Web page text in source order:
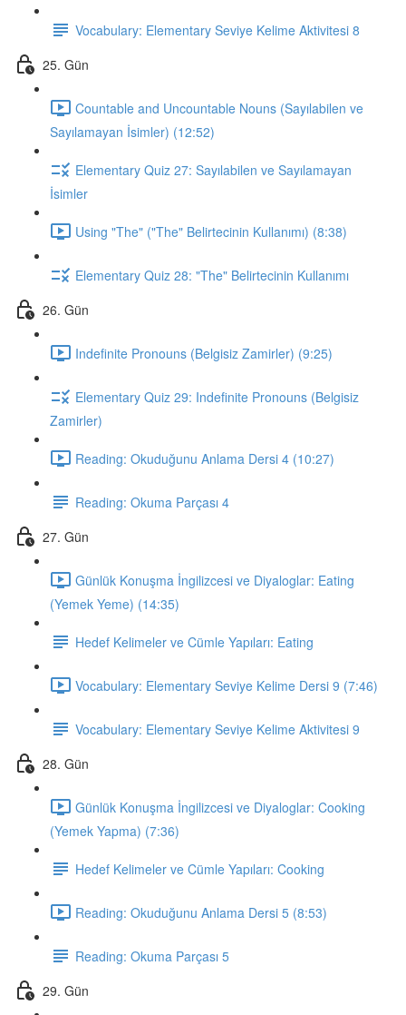
Vocabulary: Elementary Seviye Kelime Aktivitesi 8
25. Gün
Countable and Uncountable Nouns (Sayılabilen ve
Sayılamayan İsimler) (12:52)
Elementary Quiz 27: Sayılabilen ve Sayılamayan
İsimler
Using "The" ("The" Belirtecinin Kullanımı) (8:38)
Elementary Quiz 28: "The" Belirtecinin Kullanımı
26. Gün
Indefinite Pronouns (Belgisiz Zamirler) (9:25)
Elementary Quiz 29: Indefinite Pronouns (Belgisiz
Zamirler)
Reading: Okuduğunu Anlama Dersi 4 (10:27)
Reading: Okuma Parçası 4
27. Gün
Günlük Konuşma İngilizcesi ve Diyaloglar: Eating
(Yemek Yeme) (14:35)
Hedef Kelimeler ve Cümle Yapıları: Eating
Vocabulary: Elementary Seviye Kelime Dersi 9 (7:46)
Vocabulary: Elementary Seviye Kelime Aktivitesi 9
28. Gün
Günlük Konuşma İngilizcesi ve Diyaloglar: Cooking
(Yemek Yapma) (7:36)
Hedef Kelimeler ve Cümle Yapıları: Cooking
Reading: Okuduğunu Anlama Dersi 5 (8:53)
Reading: Okuma Parçası 5
29. Gün